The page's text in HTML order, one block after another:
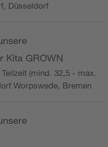
Düsseldorf
Kita GROWN
(mind. 32,5 - max.
Worpswede, Bremen